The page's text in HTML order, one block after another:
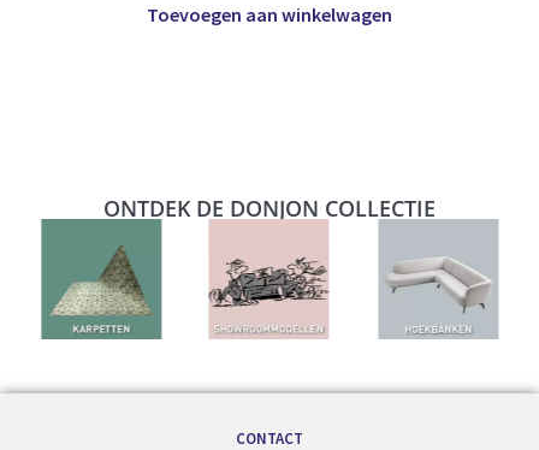
Toevoegen aan winkelwagen
ONTDEK DE DONJON COLLECTIE
CONTACT